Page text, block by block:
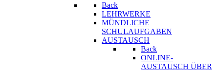
Back
LEHRWERKE
MÜNDLICHE
SCHULAUFGABEN
AUSTAUSCH
Back
ONLINE-
AUSTAUSCH ÜBER